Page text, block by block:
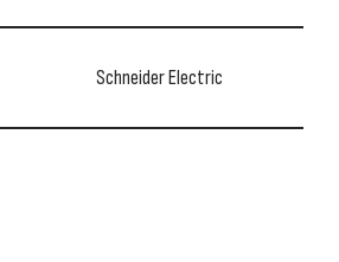
Schneider Electric